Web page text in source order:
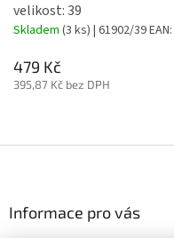
velikost: 39
Skladem (3 ks) | 61902/39EAN:
479 Kč
395,87 Kč bez DPH
Informace pro vás